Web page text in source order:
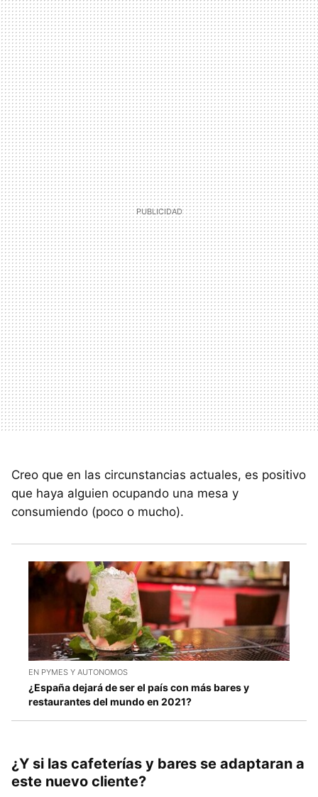
Creo que en las circunstancias actuales, es positivo
que haya alguien ocupando una mesa y
consumiendo (poco o mucho).
EN PYMES Y AUTONOMOS
¿España dejará de ser el país con más bares y
restaurantes del mundo en 2021?
¿Y si las cafeterías y bares se adaptaran a
este nuevo cliente?